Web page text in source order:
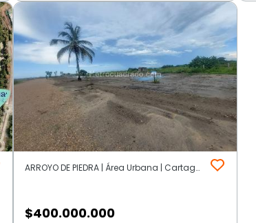
ARROYO DE PIEDRA | Área Urbana | Cartagena de Indias
$400.000.000